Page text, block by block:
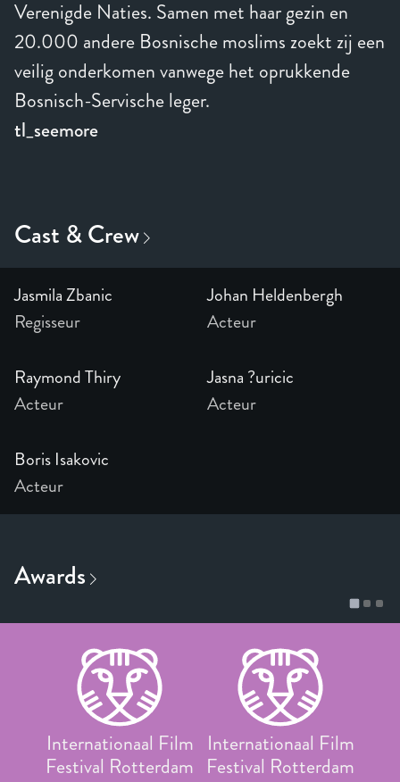
Verenigde Naties. Samen met haar gezin en
20.000 andere Bosnische moslims zoekt zij een
veilig onderkomen vanwege het oprukkende
Bosnisch-Servische leger.
tl_seemore
Jasmila Zbanic
Regisseur
Johan Heldenbergh
Acteur
Raymond Thiry
Acteur
Jasna ?uricic
Acteur
Boris Isakovic
Acteur
Internationaal Film
Festival Rotterdam
Internationaal Film
Festival Rotterdam